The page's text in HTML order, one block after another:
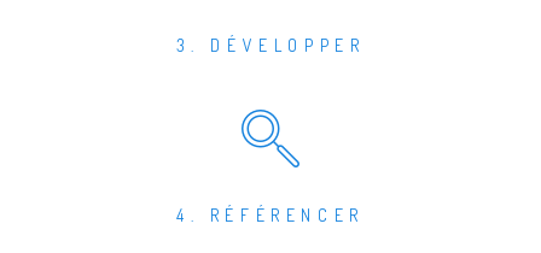
3. DÉVELOPPER
4. RÉFÉRENCER